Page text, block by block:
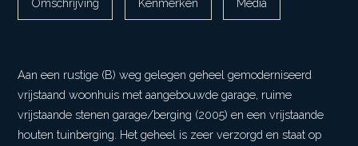
Aan een rustige (B) weg gelegen geheel gemoderniseerd
vrijstaand woonhuis met aangebouwde garage, ruime
vrijstaande stenen garage/berging (2005) en een vrijstaande
houten tuinberging. Het geheel is zeer verzorgd en staat op